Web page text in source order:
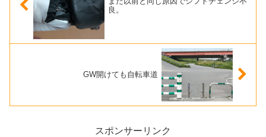
良。
GW開けても自転車道
スポンサーリンク